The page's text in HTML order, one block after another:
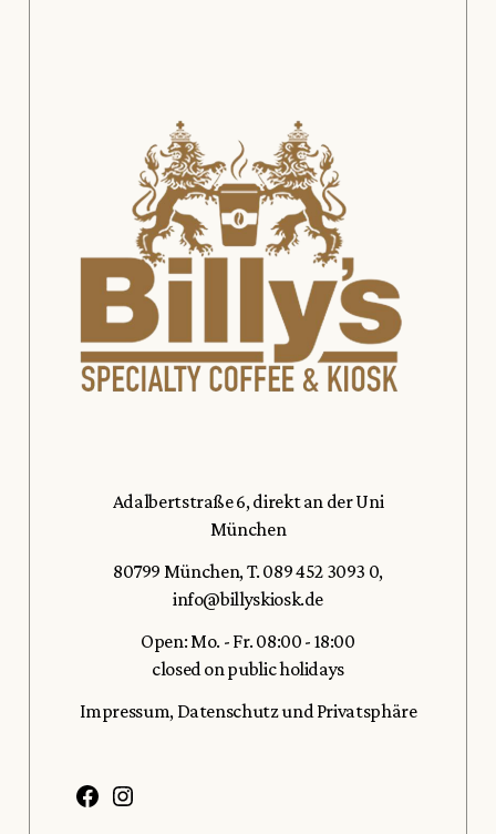
Adalbertstraße 6, direkt an der Uni
München
80799 München,T. 089 452 3093 0,
info@billyskiosk.de
Open: Mo. - Fr. 08:00 - 18:00
closed on public holidays
Impressum,Datenschutz und Privatsphäre